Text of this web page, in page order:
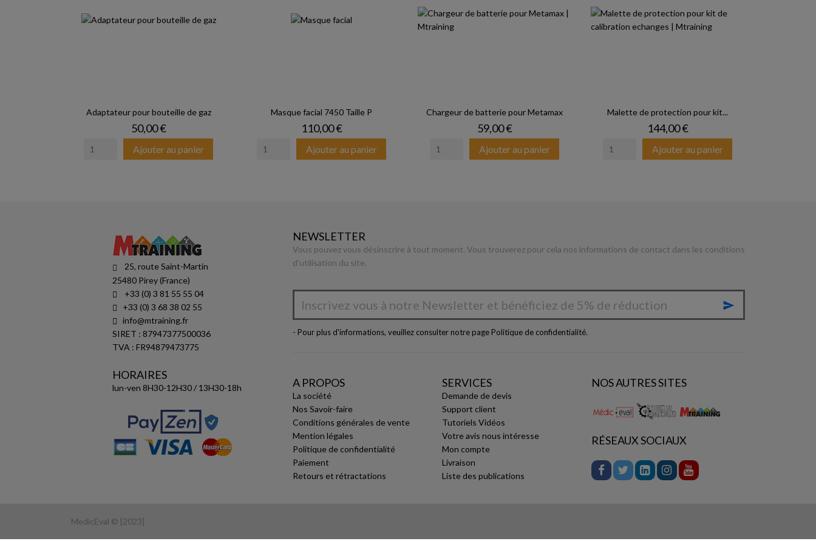
Adaptateur pour bouteille de gaz
Prix
50,00 €
Ajouter au panier
Masque facial 7450 Taille P
Prix
110,00 €
Ajouter au panier
Chargeur de batterie pour Metamax
Prix
59,00 €
Ajouter au panier
Malette de protection pour kit...
Prix
144,00 €
Ajouter au panier
25, route Saint-Martin
25480 Pirey (France)
+33 (0) 3 81 55 55 04
+33 (0) 3 68 38 02 55
info@mtraining.fr
SIRET : 87947377500036
TVA : FR94879473775
HORAIRES
lun-ven 8H30-12H30 / 13H30-18h
NEWSLETTER
Vous pouvez vous désinscrire à tout moment. Vous trouverez pour cela nos informations de contact dans les conditions
d'utilisation du site.

- Pour plus d'informations, veuillez consulter notre page Politique de confidentialité.
A PROPOS
La société
Nos Savoir-faire
Conditions générales de vente
Mention légales
Politique de confidentialité
Paiement
Retours et rétractations
SERVICES
Demande de devis
Support client
Tutoriels Vidéos
Votre avis nous intéresse
Mon compte
Livraison
Liste des publications
NOS AUTRES SITES
RÉSEAUX SOCIAUX
MedicEval © [2023]